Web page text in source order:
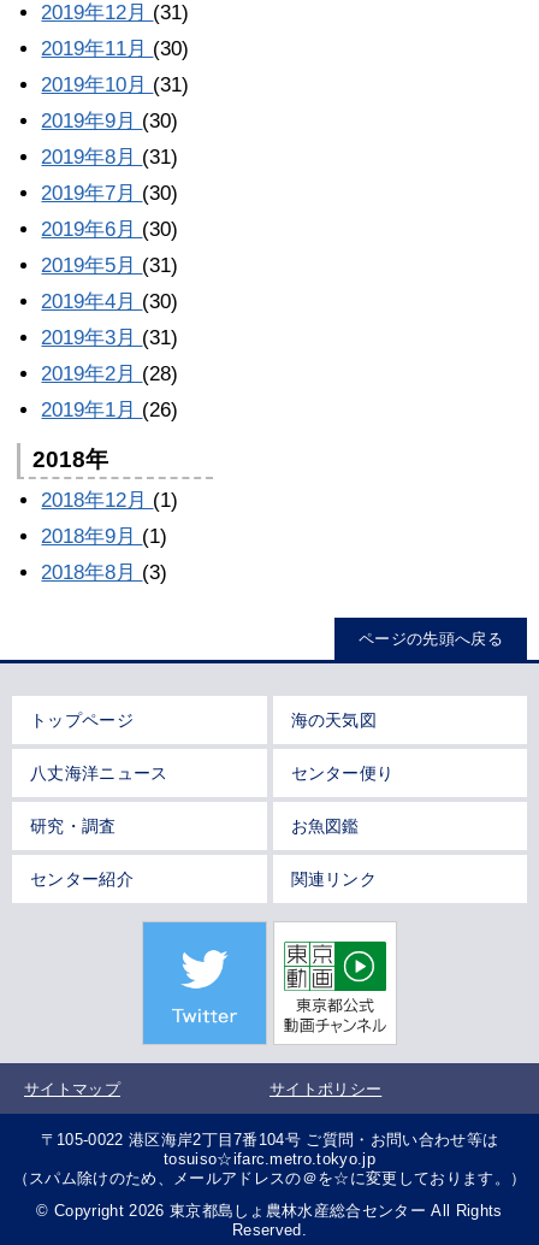
2019年12月 (31)
2019年11月 (30)
2019年10月 (31)
2019年9月 (30)
2019年8月 (31)
2019年7月 (30)
2019年6月 (30)
2019年5月 (31)
2019年4月 (30)
2019年3月 (31)
2019年2月 (28)
2019年1月 (26)
2018年
2018年12月 (1)
2018年9月 (1)
2018年8月 (3)
ページの先頭へ戻る
トップページ 海の天気図
八丈海洋ニュース センター便り
研究・調査 お魚図鑑
センター紹介 関連リンク
サイトマップ サイトポリシー
〒105-0022 港区海岸2丁目7番104号 ご質問・お問い合わせ等は
tosuiso☆ifarc.metro.tokyo.jp
（スパム除けのため、メールアドレスの＠を☆に変更しております。）
© Copyright 2026 東京都島しょ農林水産総合センター All Rights
Reserved.